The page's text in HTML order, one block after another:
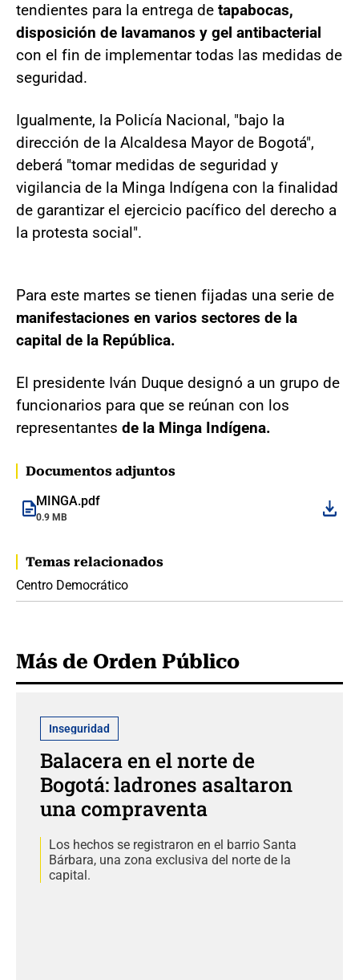
tendientes para la entrega de tapabocas,
disposición de lavamanos y gel antibacterial
con el fin de implementar todas las medidas de
seguridad.
Igualmente, la Policía Nacional, "bajo la
dirección de la Alcaldesa Mayor de Bogotá",
deberá "tomar medidas de seguridad y
vigilancia de la Minga Indígena con la finalidad
de garantizar el ejercicio pacífico del derecho a
la protesta social".
Para este martes se tienen fijadas una serie de
manifestaciones en varios sectores de la
capital de la República.
El presidente Iván Duque designó a un grupo de
funcionarios para que se reúnan con los
representantes de la Minga Indígena.
Documentos adjuntos
MINGA.pdf
0.9 MB
Temas relacionados
Centro Democrático
Más de Orden Público
Inseguridad
Balacera en el norte de
Bogotá: ladrones asaltaron
una compraventa
Los hechos se registraron en el barrio Santa
Bárbara, una zona exclusiva del norte de la
capital.